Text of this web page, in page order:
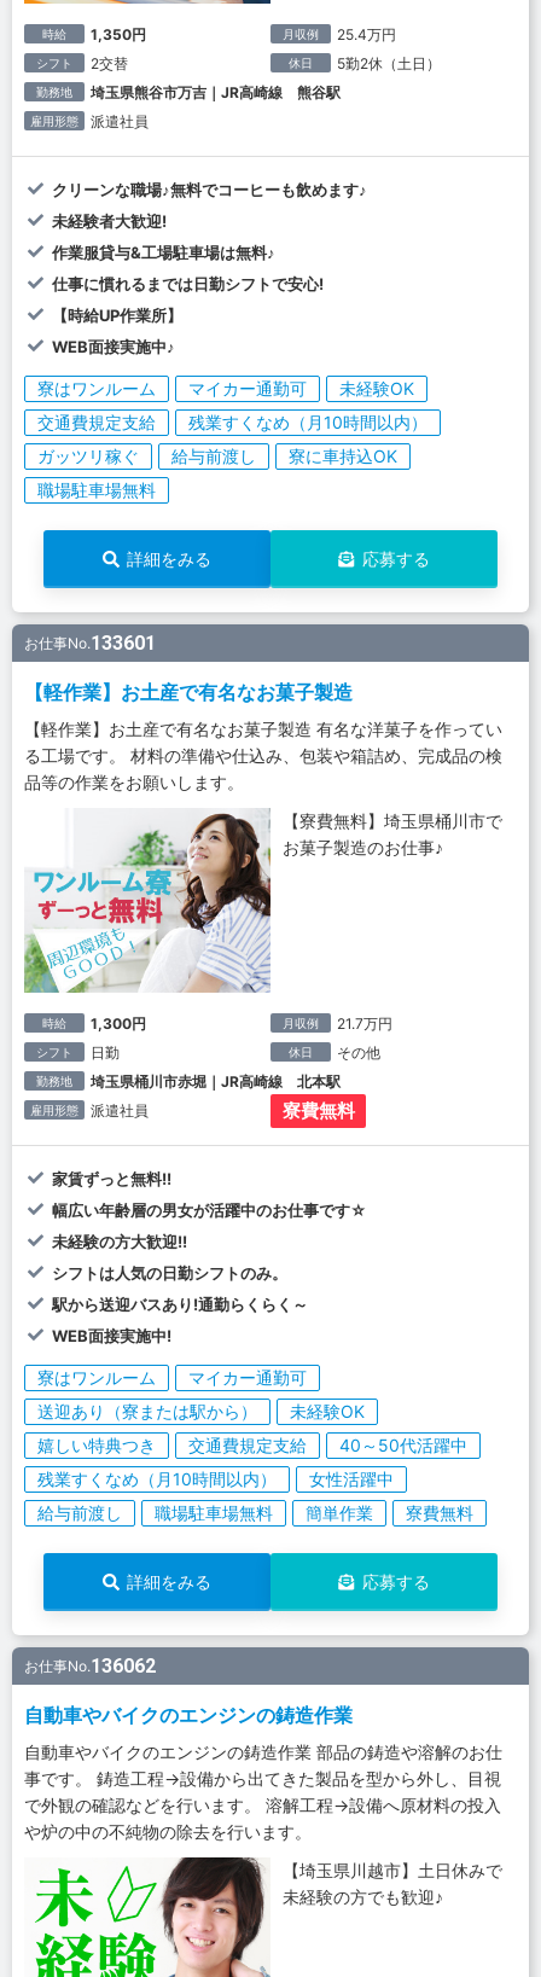
時給 1,350円 月収例 25.4万円
シフト 2交替 休日 5勤2休（土日）
勤務地 埼玉県熊谷市万吉｜JR高崎線 熊谷駅
雇用形態 派遣社員
クリーンな職場♪無料でコーヒーも飲めます♪
未経験者大歓迎!
作業服貸与&工場駐車場は無料♪
仕事に慣れるまでは日勤シフトで安心!
【時給UP作業所】
WEB面接実施中♪
寮はワンルーム マイカー通勤可
未経験OK
交通費規定支給
残業すくなめ（月10時間以内）
ガッツリ稼ぐ
給与前渡し
寮に車持込OK
職場駐車場無料
詳細をみる 応募する
お仕事No.133601
【軽作業】お土産で有名なお菓子製造
【軽作業】お土産で有名なお菓子製造 有名な洋菓子を作ってい
る工場です。 材料の準備や仕込み、包装や箱詰め、完成品の検
品等の作業をお願いします。
【寮費無料】埼玉県桶川市で
お菓子製造のお仕事♪
時給 1,300円 月収例 21.7万円
シフト 日勤 休日 その他
勤務地 埼玉県桶川市赤堀｜JR高崎線 北本駅
雇用形態 派遣社員 寮費無料
家賃ずっと無料!!
幅広い年齢層の男女が活躍中のお仕事です☆
未経験の方大歓迎!!
シフトは人気の日勤シフトのみ。
駅から送迎バスあり!通勤らくらく～
WEB面接実施中!
寮はワンルーム
マイカー通勤可
送迎あり（寮または駅から）
未経験OK
嬉しい特典つき
交通費規定支給
40～50代活躍中
残業すくなめ（月10時間以内）
女性活躍中
給与前渡し
職場駐車場無料 簡単作業 寮費無料
詳細をみる 応募する
お仕事No.136062
自動車やバイクのエンジンの鋳造作業
自動車やバイクのエンジンの鋳造作業 部品の鋳造や溶解のお仕
事です。 鋳造工程→設備から出てきた製品を型から外し、目視
で外観の確認などを行います。 溶解工程→設備へ原材料の投入
や炉の中の不純物の除去を行います。
【埼玉県川越市】土日休みで
未経験の方でも歓迎♪